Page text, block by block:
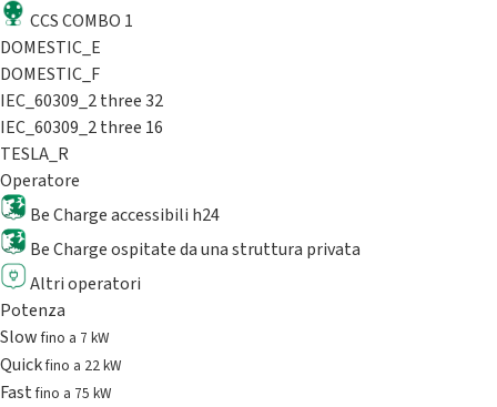
CCS COMBO 1
DOMESTIC_E
DOMESTIC_F
IEC_60309_2 three 32
IEC_60309_2 three 16
TESLA_R
Operatore
Be Charge accessibili h24
Be Charge ospitate da una struttura privata
Altri operatori
Potenza
Slowfino a 7 kW
Quickfino a 22 kW
Fastfino a 75 kW